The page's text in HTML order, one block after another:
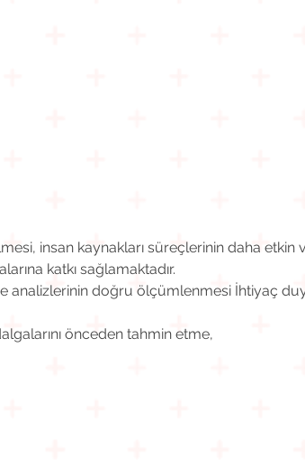
insan kaynakları süreçlerinin daha etkin
katkı sağlamaktadır.
analizlerinin doğru ölçümlenmesi İhtiyaç
önceden tahmin etme,